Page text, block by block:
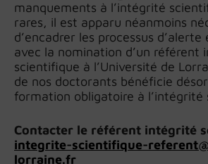
manquements à l’intégrité
rares, il est apparu néanmoins
d’encadrer les processus
avec la nomination d’un référent
scientifique à l’Université de
de nos doctorants bénéficie
formation obligatoire à l’intégrité
Contacter le référent intégrité
integrite-scientifique-
lorraine.fr